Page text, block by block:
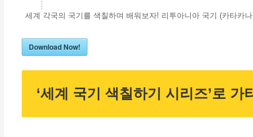
세계 각국의 국기를 색칠하며 배워보자! 리투아니아 국기 (카타카
Download Now!
‘세계 국기 색칠하기 시리즈’로